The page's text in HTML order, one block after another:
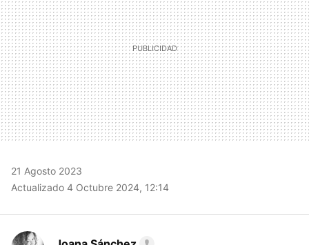
21 Agosto 2023
Actualizado 4 Octubre 2024, 12:14